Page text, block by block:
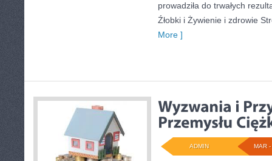
prowadziła do trwałych
Źłobki i Żywienie i zdrowie
More ]
MAR
ADMIN